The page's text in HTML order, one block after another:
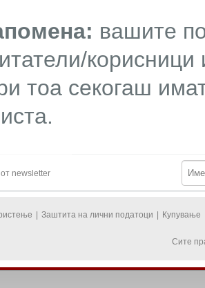
вашите
тоа секогаш
newsletter
Заштита на лични податоци Купување
Сите